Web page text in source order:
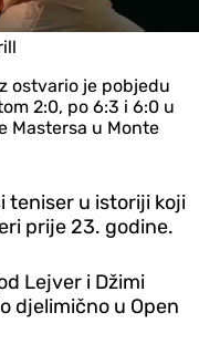
ostvario je pobjedu
2:0, po 6:3 i 6:0 u
Mastersa u Monte
teniser u istoriji koji
prije 23. godine.
Lejver i Džimi
djelimično u Open